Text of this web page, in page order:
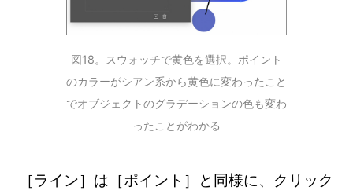
図18。スウォッチで黄色を選択。ポイント
のカラーがシアン系から黄色に変わったこと
でオブジェクトのグラデーションの色も変わ
ったことがわかる
［ライン］は［ポイント］と同様に、クリック